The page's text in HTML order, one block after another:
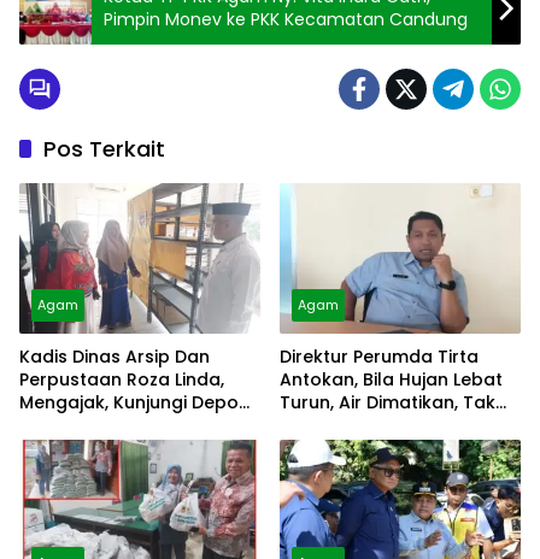
Pimpin Monev ke PKK Kecamatan Candung
Pos Terkait
Agam
Kadis Dinas Arsip Dan
Perpustaan Roza Linda,
Mengajak, Kunjungi Depo
Agam
Direktur Perumda Tirta
Antokan, Bila Hujan Lebat
Turun, Air Dimatikan, Tak